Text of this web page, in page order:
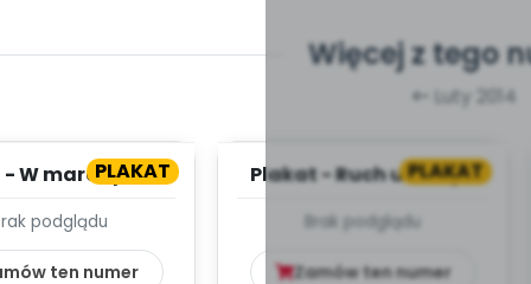
Więcej z tego
Luty 2014
PLAKAT
W marcu jak w
podglądu
ten numer
PLAKAT
Plakat - Ruch uliczny -
Brak podglądu
Zamów ten numer